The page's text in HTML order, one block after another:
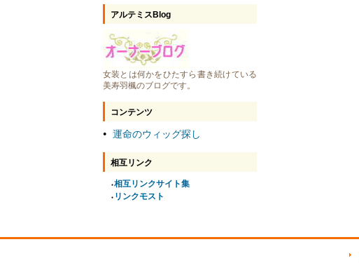
アルテミスBlog
女装とは何かをひたすら書き続けている
美寿羽楓のブログです。
コンテンツ
● 運命のウィッグ探し
相互リンク
●相互リンクサイト集
● リンクモスト